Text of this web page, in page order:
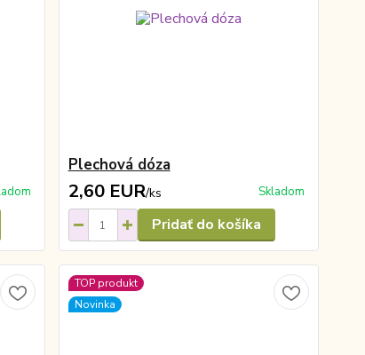
Plechová dóza
2,60 EUR/ks Skladom
Pridať do košíka
TOP produkt
Novinka